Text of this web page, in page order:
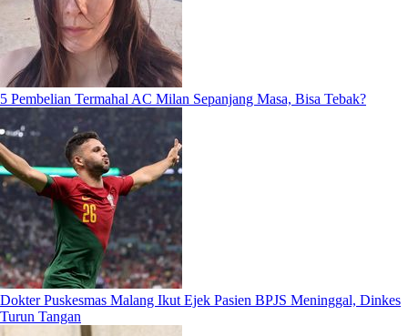
5 Pembelian Termahal AC Milan Sepanjang Masa, Bisa Tebak?
Dokter Puskesmas Malang Ikut Ejek Pasien BPJS Meninggal, Dinkes
Turun Tangan